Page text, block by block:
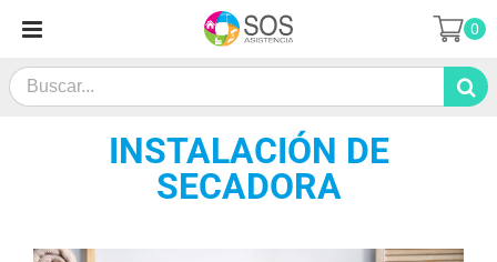
contenido
Search
for:
0
INSTALACIÓN DE
SECADORA